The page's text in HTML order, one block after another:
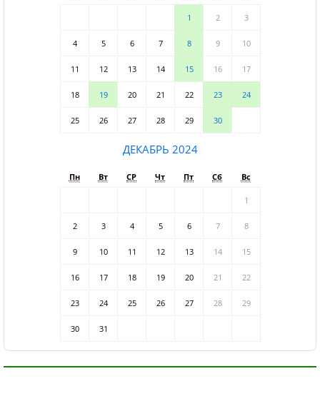
1 2 3
4 5 6 7 8 9 10
11 12 13 14 15 16 17
18 19 20 21 22 23 24
25 26 27 28 29 30
ДЕКАБРЬ 2024
Пн Вт СР Чт Пт Сб Вс
1
2 3 4 5 6 7 8
9 10 11 12 13 14 15
16 17 18 19 20 21 22
23 24 25 26 27 28 29
30 31